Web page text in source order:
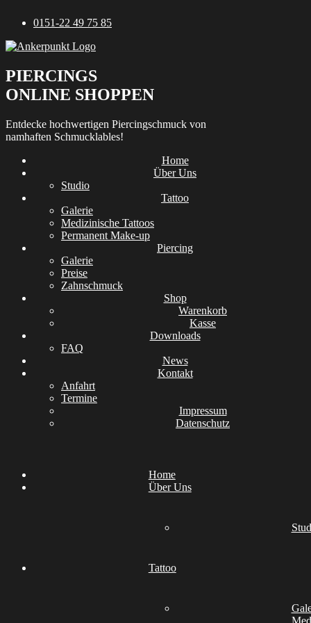
Inhalt
0151-22 49 75 85
PIERCINGS
ONLINE SHOPPEN
Entdecke hochwertigen Piercingschmuck von
namhaften Schmucklables!
Home
Über Uns
Studio
Tattoo
Galerie
Medizinische Tattoos
Permanent Make-up
Piercing
Galerie
Preise
Zahnschmuck
Shop
Warenkorb
Kasse
Downloads
FAQ
News
Kontakt
Anfahrt
Termine
Impressum
Datenschutz
Home
Über Uns
Tattoo